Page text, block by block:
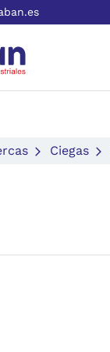
Ciegas